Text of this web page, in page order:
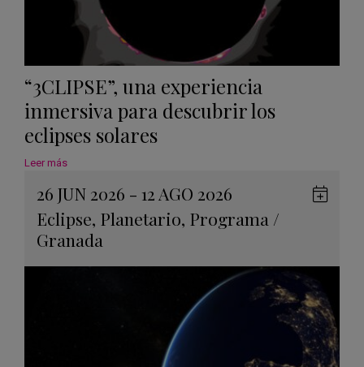
“3CLIPSE”, una experiencia
inmersiva para descubrir los
eclipses solares
Leer más
26 JUN 2026 - 12 AGO 2026
Eclipse, Planetario, Programa /
Granada